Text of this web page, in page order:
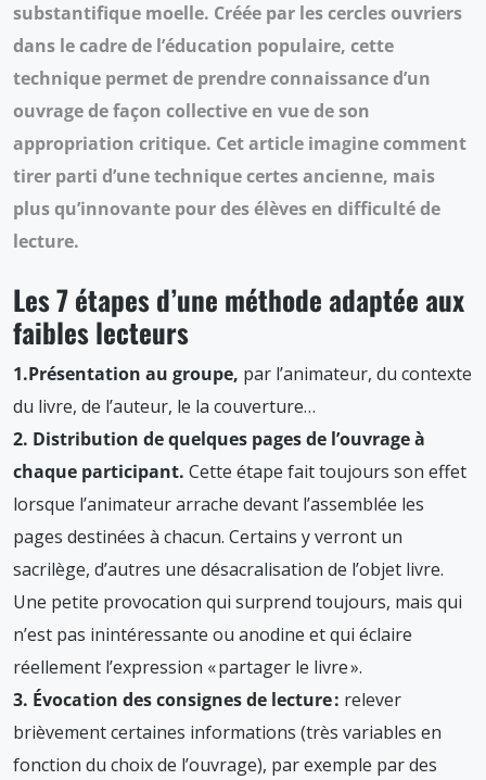
substantifique moelle. Créée par les cercles ouvriers
dans le cadre de l’éducation populaire, cette
technique permet de prendre connaissance d’un
ouvrage de façon collective en vue de son
appropriation critique. Cet article imagine comment
tirer parti d’une technique certes ancienne, mais
plus qu’innovante pour des élèves en difficulté de
lecture.
Les 7 étapes d’une méthode adaptée aux
faibles lecteurs
1.Présentation au groupe, par l’animateur, du contexte
du livre, de l’auteur, le la couverture…
2. Distribution de quelques pages de l’ouvrage à
chaque participant. Cette étape fait toujours son effet
lorsque l’animateur arrache devant l’assemblée les
pages destinées à chacun. Certains y verront un
sacrilège, d’autres une désacralisation de l’objet livre.
Une petite provocation qui surprend toujours, mais qui
n’est pas inintéressante ou anodine et qui éclaire
réellement l’expression « partager le livre ».
3. Évocation des consignes de lecture : relever
brièvement certaines informations (très variables en
fonction du choix de l’ouvrage), par exemple par des